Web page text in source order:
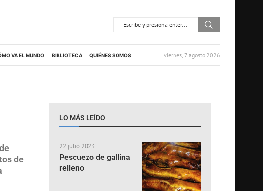
VA EL MUNDO BIBLIOTECA QUIÉNES SOMOS viernes, 7 agosto 2026
de
LO MÁS LEÍDO
22 julio 2023
Pescuezo de gallina
relleno